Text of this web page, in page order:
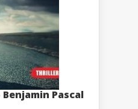
Pascal